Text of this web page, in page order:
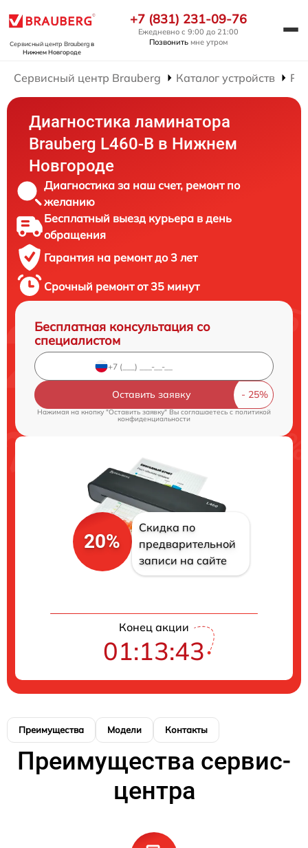
Сервисный центр Braubergв
Нижнем Новгороде
+7 (831) 231-09-76
Ежедневно с 9:00 до 21:00
Позвонить мне утром
Сервисный центр Brauberg Каталог устройств
Диагностика ламинатора
Brauberg L460-B в Нижнем
Новгороде
Диагностика за наш счет, ремонт по
желанию
Бесплатный выезд курьера в день
обращения
Гарантия на ремонт до 3 лет
Срочный ремонт от 35 минут
Бесплатная консультация со
специалистом
Оставить заявку
Нажимая на кнопку "Оставить заявку" Вы соглашаетесь c политикой
конфиденциальности
20%
Скидка по
предварительной
записи на сайте
Конец акции
01:13:43
Преимущества Модели Контакты
Преимущества сервис-
центра